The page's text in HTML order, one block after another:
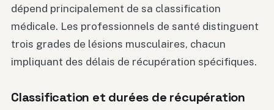
dépend principalement de sa classification
médicale. Les professionnels de santé distinguent
trois grades de lésions musculaires, chacun
impliquant des délais de récupération spécifiques.
Classification et durées de récupération